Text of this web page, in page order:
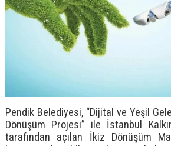
Pendik Belediyesi, “Dijital ve Yeşil
Dönüşüm Projesi” ile İstanbul
tarafından açılan İkiz Dönüşüm